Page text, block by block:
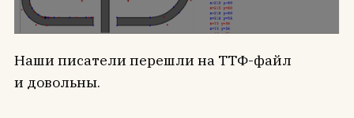
Наши писатели перешли на ТТФ-файл
и довольны.